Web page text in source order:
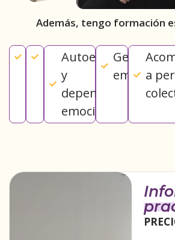
Además, tengo formación
Ansiedad
Depresión
Autoestima
y
dependencia
emocional
Gestión de
emociones
a